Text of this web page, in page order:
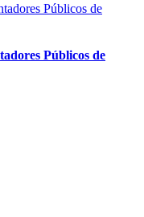
Públicos de